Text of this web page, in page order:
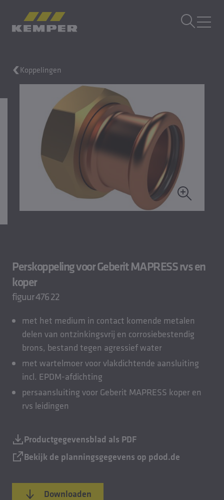
Gewalste producten
NL| NL Taalwisselaar
Koppelingen
Perskoppeling voor Geberit MAPRESS rvs en
koper
figuur 476 22
met het medium in contact komende metalen
delen van ontzinkingsvrij en corrosiebestendig
brons, bestand tegen agressief water
met wartelmoer voor vlakdichtende aansluiting
incl. EPDM-afdichting
persaansluiting voor Geberit MAPRESS koper en
rvs leidingen
Productgegevensblad als PDF
Bekijk de planningsgegevens op pdod.de
Downloaden